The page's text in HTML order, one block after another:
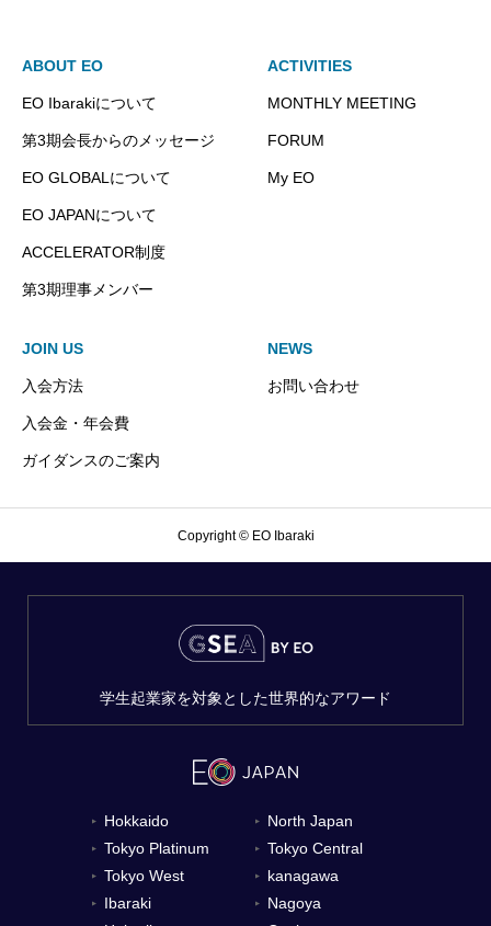
ABOUT EO
EO Ibarakiについて
第3期会長からのメッセージ
EO GLOBALについて
EO JAPANについて
ACCELERATOR制度
第3期理事メンバー
ACTIVITIES
MONTHLY MEETING
FORUM
My EO
JOIN US
入会方法
入会金・年会費
ガイダンスのご案内
NEWS
お問い合わせ
Copyright © EO Ibaraki
▼ Hokkaido ▼ North Japan
▼ Tokyo Platinum ▼ Tokyo Central
▼ Tokyo West ▼ kanagawa
▼ Ibaraki ▼
Nagoya
学生起業家を対象とした世界的なアワード